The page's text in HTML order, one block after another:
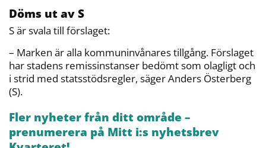
Döms ut av S
S är svala till förslaget:
– Marken är alla kommuninvånares tillgång. Förslaget
har stadens remissinstanser bedömt som olagligt och
i strid med statsstödsregler, säger Anders Österberg
(S).
Fler nyheter från ditt område –
prenumerera på Mitt i:s nyhetsbrev